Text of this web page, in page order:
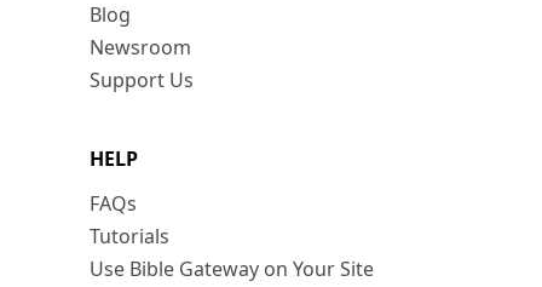
Blog
Newsroom
Support Us
HELP
FAQs
Tutorials
Use Bible Gateway on Your Site